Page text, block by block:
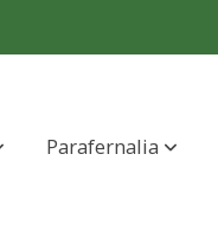
Parafernalia